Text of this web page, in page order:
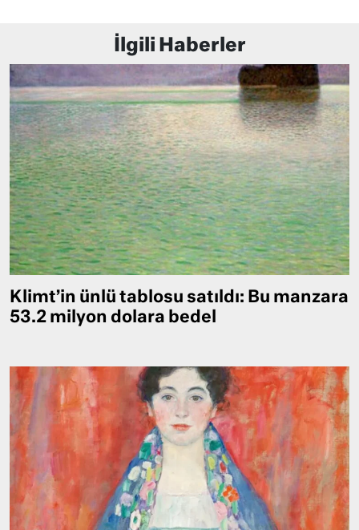
İlgili Haberler
Klimt’in ünlü tablosu satıldı: Bu manzara
53.2 milyon dolara bedel